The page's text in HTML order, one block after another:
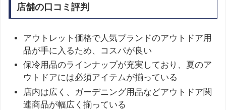
店舗の口コミ評判
アウトレット価格で人気ブランドのアウトドア用
品が手に入るため、コスパが良い
保冷用品のラインナップが充実しており、夏のア
ウトドアには必須アイテムが揃っている
店内は広く、ガーデニング用品などアウトドア関
連商品が幅広く揃っている​